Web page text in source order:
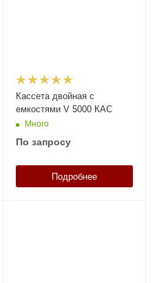
Кассета двойная с
емкостями V 5000 КАС
Много
По запросу
Подробнее